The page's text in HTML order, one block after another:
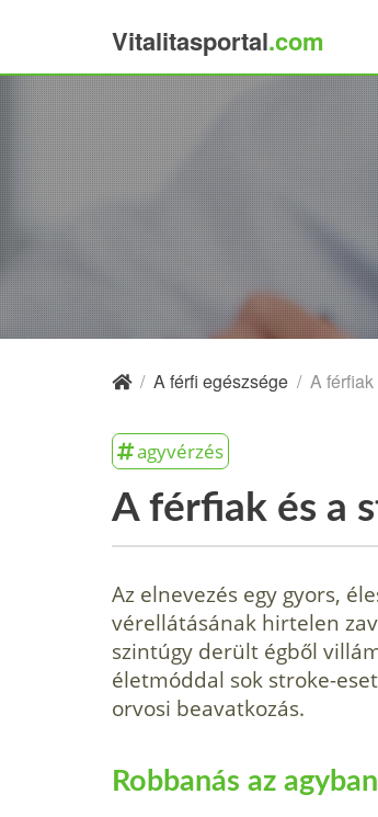
Vitalitasportal.com
/ A férfi egészsége / A
agyvérzés
A férfiak és a
Az elnevezés egy gyors,
vérellátásának hirtelen
szintúgy derült égből
életmóddal sok stroke-
orvosi beavatkozás.
Robbanás az agyban
×